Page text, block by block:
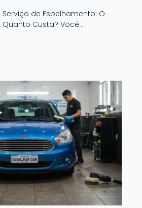
de Espelhamento: O
Quanto Custa? Você…